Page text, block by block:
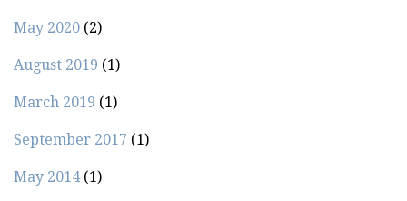
May 2020 (2)
August 2019 (1)
March 2019 (1)
September 2017 (1)
May 2014(1)